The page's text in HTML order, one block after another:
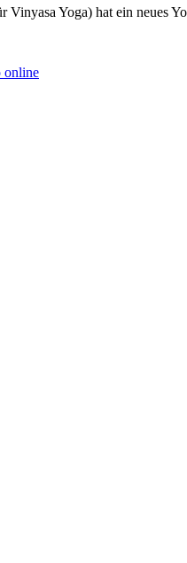
Vinyasa Yoga) hat ein neues
online